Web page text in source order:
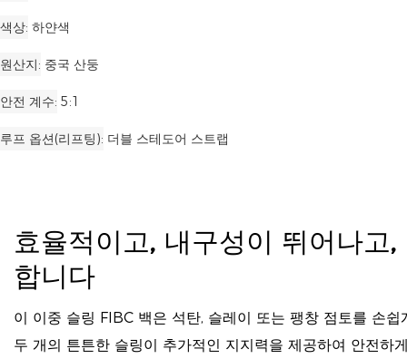
색상 하얀색
원산지 중국 산둥
안전 계수 5:1
루프 옵션(리프팅) 더블 스테도어 스트랩
효율적이고, 내구성이 뛰어나고
합니다
이 이중 슬링 FIBC 백은 석탄, 슬레이 또는 팽창 점토를 손쉽
두 개의 튼튼한 슬링이 추가적인 지지력을 제공하여 안전하